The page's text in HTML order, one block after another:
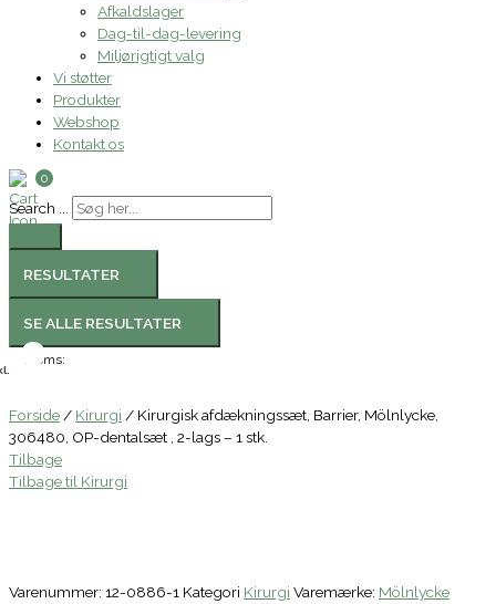
Afkaldslager
Dag-til-dag-levering
Miljørigtigt valg
Vi støtter
Produkter
Webshop
Kontakt os
0
Search ...
RESULTATER
SE ALLE RESULTATER
Moms:
Forside/ Kirurgi / Kirurgisk afdækningssæt, Barrier, Mölnlycke,
306480, OP-dentalsæt , 2-lags – 1 stk.
Tilbage
Tilbage til Kirurgi
Varenummer: 12-0886-1 Kategori Kirurgi Varemærke: Mölnlycke